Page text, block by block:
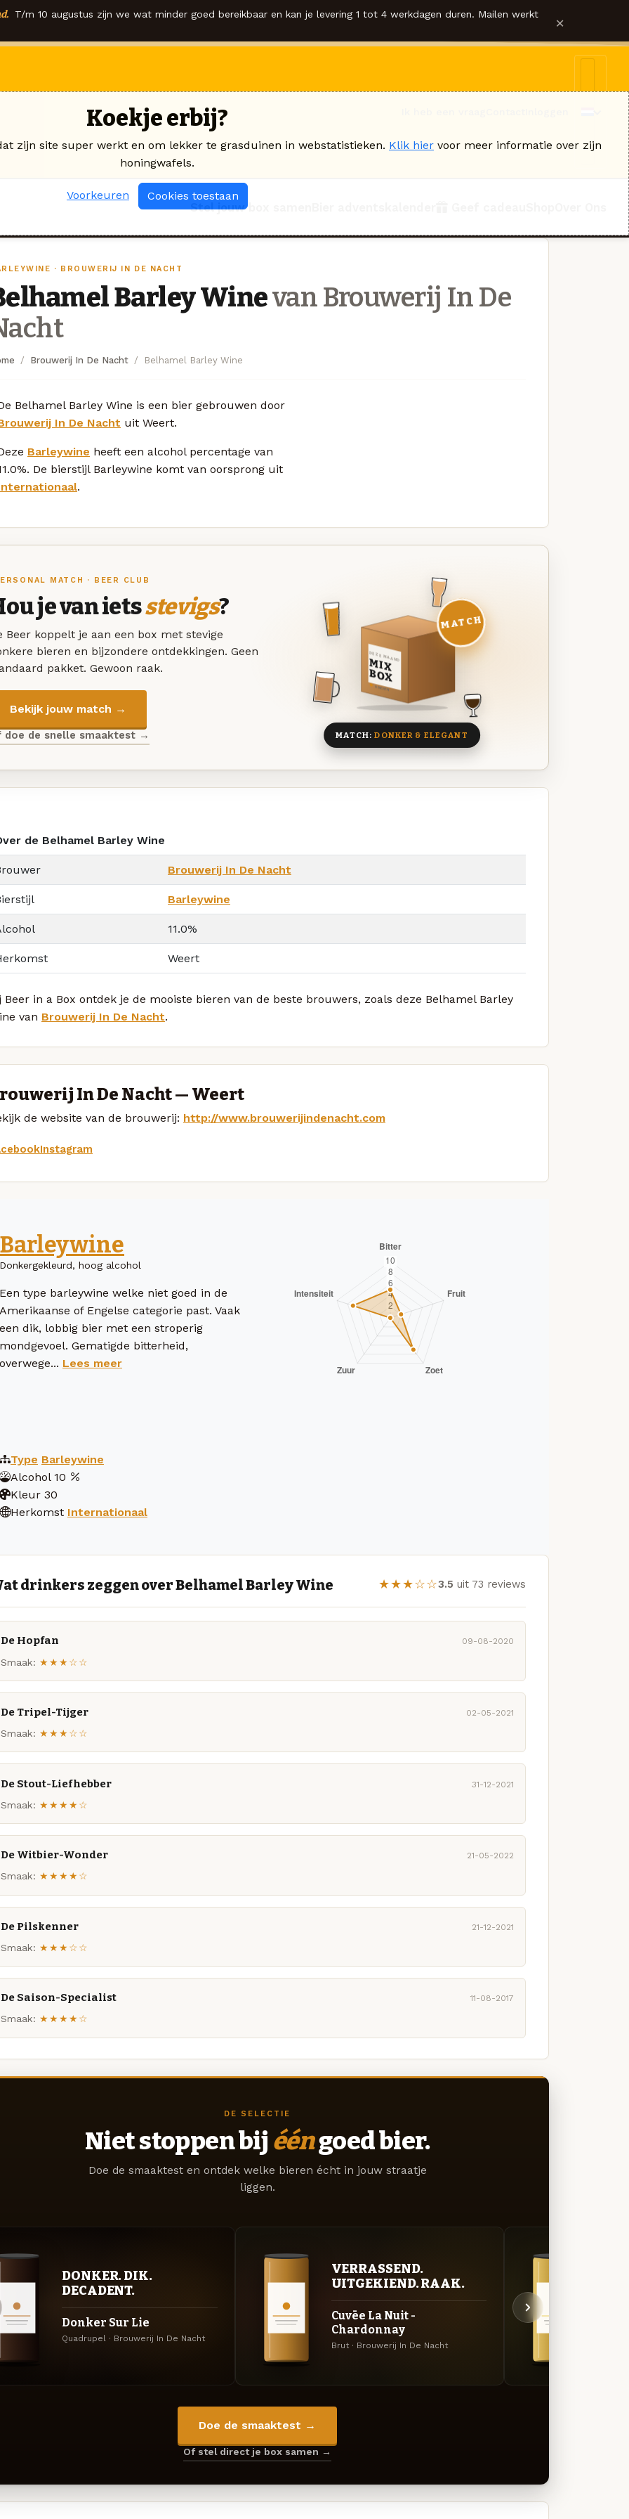
T/m 10 augustus zijn we wat minder goed bereikbaar en kan je levering 1 tot 4 werkdagen duren. Mailen werkt ×
Stel jouw box samen
· BROUWERIJ IN DE NACHT
Barley Winevan Brouwerij In De
Brouwerij In De Nacht Belhamel Barley Wine
Belhamel Barley Wine is een bier gebrouwen door
In De Nacht uit Weert.
Barleywine heeft een alcohol percentage van
De bierstijl Barleywine komt van oorsprong uit
.
MATCH · BEER CLUB
je van ietsstevigs?
Beer koppelt je aan een box met stevige
bieren en bijzondere ontdekkingen. Geen
pakket. Gewoon raak.
Bekijk jouw match →
doe de snelle smaaktest →
DEZE MAAND
MIX
BOX
8 BIEREN
MATCH
MATCH:DONKER & ELEGANT
de Belhamel Barley Wine
Brouwerij In De Nacht
Barleywine
11.0%
Weert
Beer in a Box ontdek je de mooiste bieren van de beste brouwers, zoals deze Belhamel Barley
van Brouwerij In De Nacht.
In De Nacht — Weert
de website van de brouwerij: http://www.brouwerijindenacht.com
Instagram
Barleywine
Donkergekleurd, hoog alcohol
Een type barleywine welke niet goed in de
Amerikaanse of Engelse categorie past. Vaak
een dik, lobbig bier met een stroperig
mondgevoel. Gematigde bitterheid,
overwege... Lees meer
Type Barleywine
Alcohol 10
Kleur 30
Herkomst Internationaal
drinkers zeggen over Belhamel Barley Wine ★★★☆☆3.5 uit 73 reviews
De Hopfan 09-08-2020
Smaak: ★★★☆☆
De Tripel-Tijger 02-05-2021
Smaak: ★★★☆☆
De Stout-Liefhebber 31-12-2021
Smaak: ★★★★☆
De Witbier-Wonder 21-05-2022
Smaak: ★★★★☆
De Pilskenner 21-12-2021
Smaak: ★★★☆☆
De Saison-Specialist 11-08-2017
Smaak: ★★★★☆
DE SELECTIE
Niet stoppen bij ééngoed bier.
Doe de smaaktest en ontdek welke bieren écht in jouw straatje
liggen.
DONKER. DIK.
DECADENT.
Donker Sur Lie
Quadrupel · Brouwerij In De Nacht
VERRASSEND.
UITGEKIEND. RAAK.
Cuvēe La Nuit -
Chardonnay
Brut · Brouwerij In De Nacht
Doe de smaaktest →
Of stel direct je box samen →
Koekje erbij?
zijn site super werkt en om lekker te grasduinen in webstatistieken. Klik hier voor meer informatie over zijn
honingwafels.
Voorkeuren Cookies toestaan